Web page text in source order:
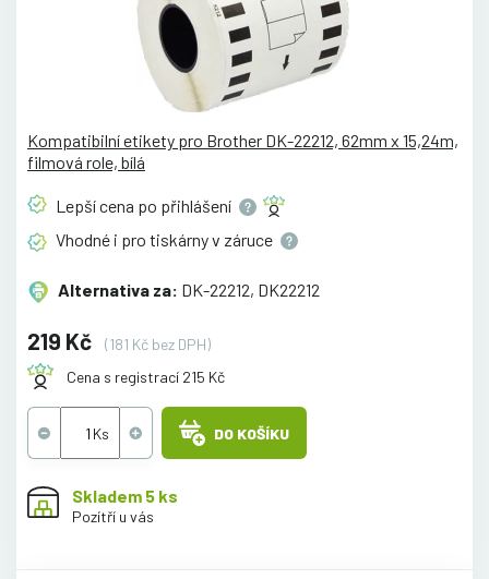
Kompatibilní etikety pro Brother DK-22212, 62mm x 15,24m,
filmová role, bílá
Lepší cena po přihlášení
Vhodné i pro tiskárny v záruce
Alternativa za: DK-22212, DK22212
219 Kč
(181 Kč bez DPH)
Cena s registrací 215 Kč
DO KOŠÍKU
Skladem 5 ks
Pozítří u vás